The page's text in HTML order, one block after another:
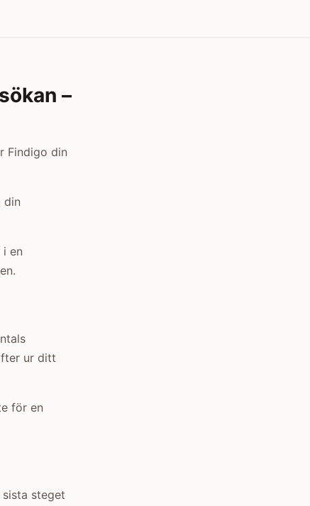
–
Findigo din
din
en
ur ditt
för en
steget